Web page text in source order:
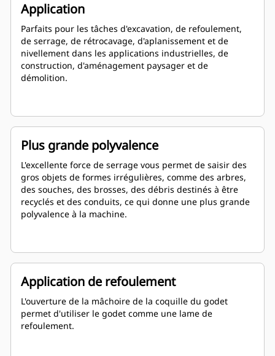
Application
Parfaits pour les tâches d'excavation, de refoulement,
de serrage, de rétrocavage, d'aplanissement et de
nivellement dans les applications industrielles, de
construction, d'aménagement paysager et de
démolition.
Plus grande polyvalence
L'excellente force de serrage vous permet de saisir des
gros objets de formes irrégulières, comme des arbres,
des souches, des brosses, des débris destinés à être
recyclés et des conduits, ce qui donne une plus grande
polyvalence à la machine.
Application de refoulement
L'ouverture de la mâchoire de la coquille du godet
permet d'utiliser le godet comme une lame de
refoulement.